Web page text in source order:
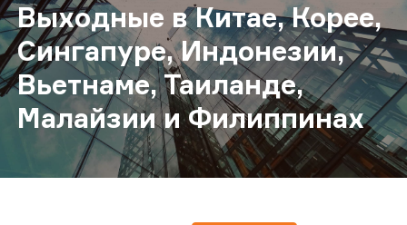
Выходные в Китае, Корее,
Сингапуре, Индонезии,
Вьетнаме, Таиланде,
Малайзии и Филиппинах